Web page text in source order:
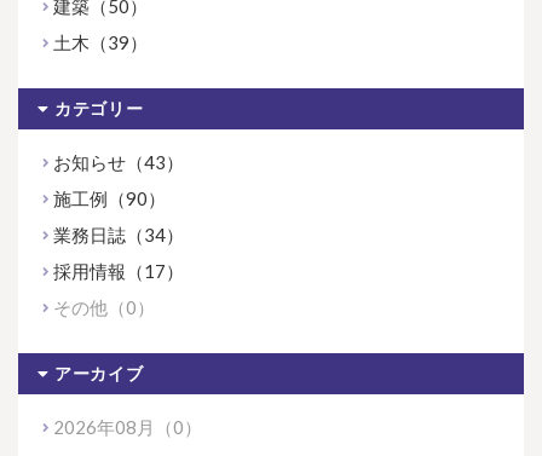
建築（50）
土木（39）
カテゴリー
お知らせ（43）
施工例（90）
業務日誌（34）
採用情報（17）
その他（0）
アーカイブ
2026年08月（0）